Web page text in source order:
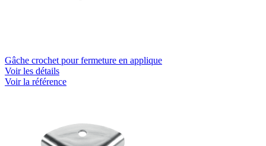
Gâche crochet pour fermeture en applique
Voir les détails
Voir la référence